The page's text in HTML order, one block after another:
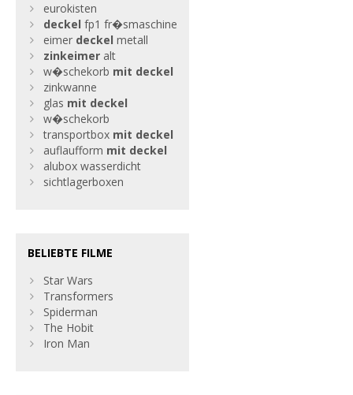
eurokisten
deckel fp1 fr�smaschine
eimer deckel metall
zinkeimer alt
w�schekorb mit deckel
zinkwanne
glas mit deckel
w�schekorb
transportbox mit deckel
auflaufform mit deckel
alubox wasserdicht
sichtlagerboxen
BELIEBTE FILME
Star Wars
Transformers
Spiderman
The Hobit
Iron Man